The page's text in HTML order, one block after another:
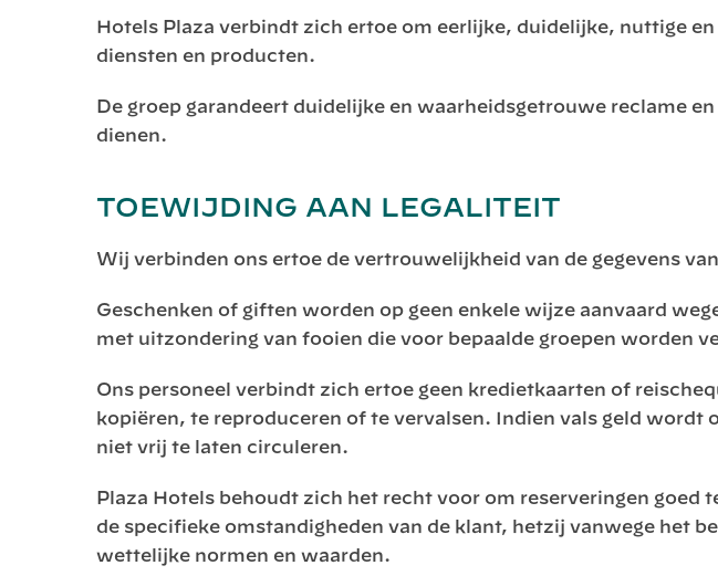
Hotels Plaza verbindt zich ertoe om eerlijke, duidelijke, nuttige
diensten en producten.
De groep garandeert duidelijke en waarheidsgetrouwe reclame
dienen.
TOEWIJDING AAN LEGALITEIT
Wij verbinden ons ertoe de vertrouwelijkheid van de gegevens
Geschenken of giften worden op geen enkele wijze aanvaard
met uitzondering van fooien die voor bepaalde groepen worden
Ons personeel verbindt zich ertoe geen kredietkaarten of
kopiëren, te reproduceren of te vervalsen. Indien vals geld
niet vrij te laten circuleren.
Plaza Hotels behoudt zich het recht voor om reserveringen
de specifieke omstandigheden van de klant, hetzij vanwege het
wettelijke normen en waarden.